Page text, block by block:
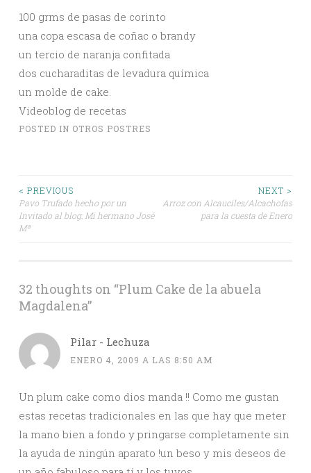
100 grms de pasas de corinto
una copa escasa de coñac o brandy
un tercio de naranja confitada
dos cucharaditas de levadura química
un molde de cake.
Videoblog de recetas
POSTED IN OTROS POSTRES
Post
navigation
< PREVIOUS
Pavo Trufado hecho por un
Invitado al blog: Mi hermano José
Mª
NEXT >
Arroz con Alcauciles/Alcachofas
para la cuesta de Enero
32 thoughts on “Plum Cake de la abuela
Magdalena”
Pilar - Lechuza
ENERO 4, 2009 A LAS 8:50 AM
Un plum cake como dios manda !! Como me gustan
estas recetas tradicionales en las que hay que meter
la mano bien a fondo y pringarse completamente sin
la ayuda de ningún aparato !un beso y mis deseos de